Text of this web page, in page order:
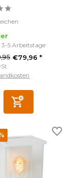
3-5 Arbeitstage
€79,96 *